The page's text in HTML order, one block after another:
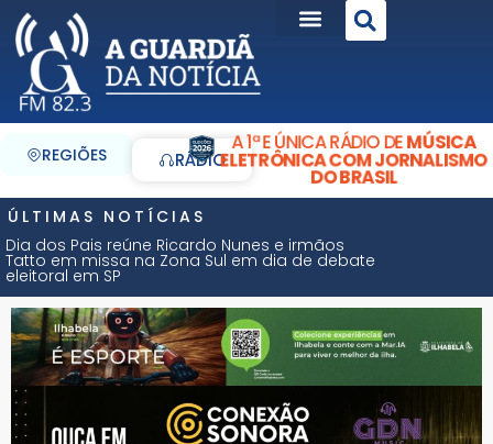
REGIÕES RÁDIO
A 1ª E ÚNICA RÁDIO DEMÚSICA
ELETRÔNICA COM JORNALISMO
DO BRASIL
ÚLTIMAS NOTÍCIAS
Dia dos Pais reúne Ricardo Nunes e irmãos
Tatto em missa na Zona Sul em dia de debate
eleitoral em SP